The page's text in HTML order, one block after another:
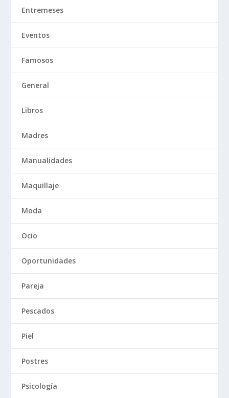
Entremeses
Eventos
Famosos
General
Libros
Madres
Manualidades
Maquillaje
Moda
Ocio
Oportunidades
Pareja
Pescados
Piel
Postres
Psicología